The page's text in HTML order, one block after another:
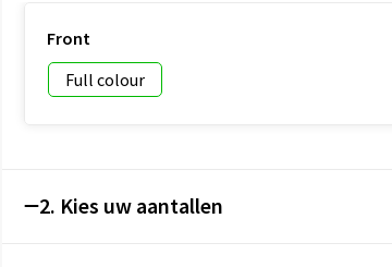
Front
Full colour
2. Kies uw aantallen